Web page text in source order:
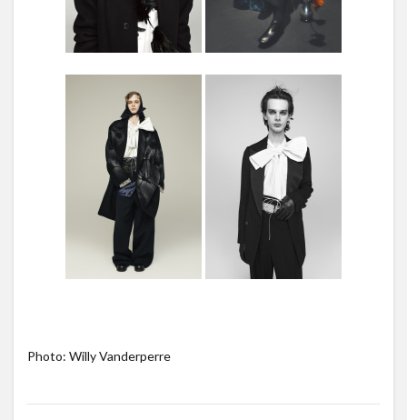
Photo: Willy Vanderperre